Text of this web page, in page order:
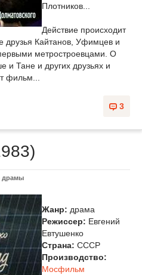
Плотников...
Действие происходит
друзья Кайтанов, Уфимцев и
метростроевцами. О
и Тане и других друзьях и
фильм...
3
драмы
Жанр: драма
Режиссер: Евгений
Евтушенко
Страна: СССР
Производство:
Мосфильм